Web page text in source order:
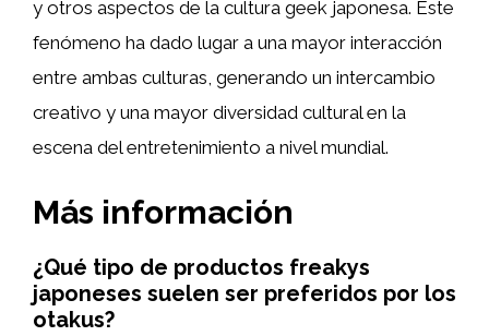
y otros aspectos de la cultura geek japonesa. Este
fenómeno ha dado lugar a una mayor interacción
entre ambas culturas, generando un intercambio
creativo y una mayor diversidad cultural en la
escena del entretenimiento a nivel mundial.
Más información
¿Qué tipo de productos freakys
japoneses suelen ser preferidos por los
otakus?